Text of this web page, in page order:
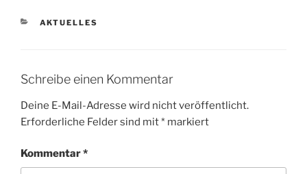
KATEGORIEN
AKTUELLES
Schreibe einen Kommentar
Deine E-Mail-Adresse wird nicht veröffentlicht.
Erforderliche Felder sind mit* markiert
Kommentar*